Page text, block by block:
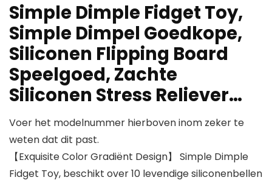
Simple Dimple Fidget Toy,
Simple Dimpel Goedkope,
Siliconen Flipping Board
Speelgoed, Zachte
Siliconen Stress Reliever…
Voer het modelnummer hierboven inom zeker te
weten dat dit past.
【Exquisite Color Gradiënt Design】 Simple Dimple
Fidget Toy, beschikt over 10 levendige siliconenbellen